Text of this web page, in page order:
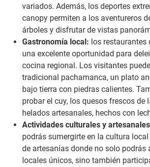
variados. Además, los deportes
canopy permiten a los aventureros
árboles y disfrutar de vistas
Gastronomía local: los restaurantes
una excelente oportunidad para
cocina regional. Los visitantes
tradicional pachamanca, un plato
bajo tierra con piedras calientes.
probar el cuy, los quesos frescos de
helados artesanales, hechos con
Actividades culturales y
podrás sumergirte en la cultura
de artesanías donde no solo podrás
locales únicos, sino también